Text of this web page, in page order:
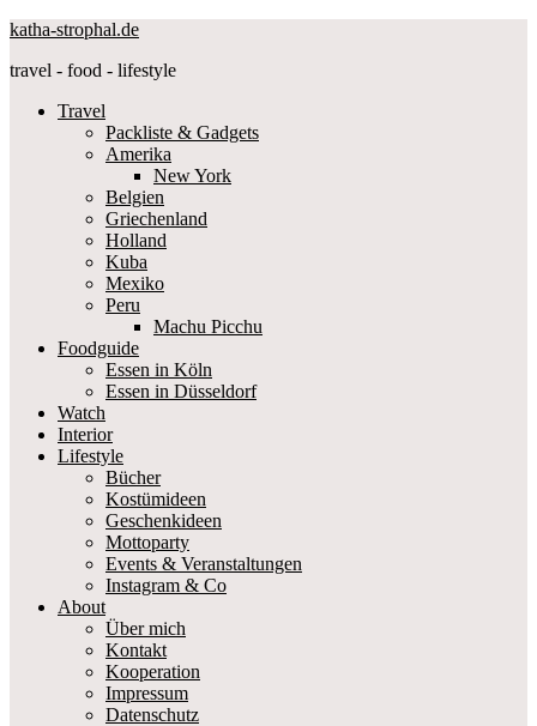
katha-strophal.de
travel - food - lifestyle
Travel
Packliste & Gadgets
Amerika
New York
Belgien
Griechenland
Holland
Kuba
Mexiko
Peru
Machu Picchu
Foodguide
Essen in Köln
Essen in Düsseldorf
Watch
Interior
Lifestyle
Bücher
Kostümideen
Geschenkideen
Mottoparty
Events & Veranstaltungen
Instagram & Co
About
Über mich
Kontakt
Kooperation
Impressum
Datenschutz